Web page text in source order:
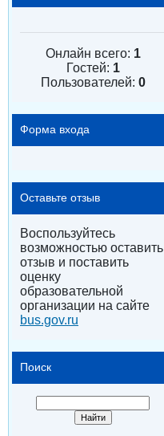
Онлайн всего: 1
Гостей: 1
Пользователей: 0
Форма входа
Оставьте отзыв
Воспользуйтесь
возможностью оставить
отзыв и поставить
оценку
образовательной
организации на сайте
bus.gov.ru
Поиск